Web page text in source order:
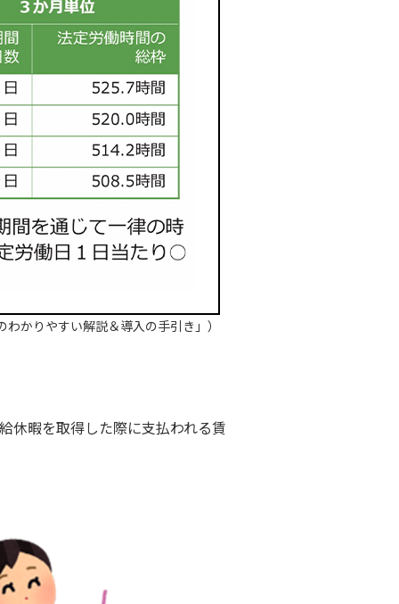
かりやすい解説＆導入の手引き」）
暇を取得した際に支払われる賃